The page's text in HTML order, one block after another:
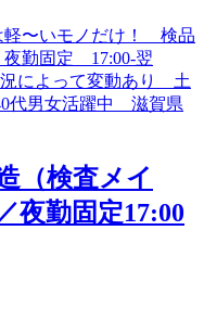
（検査メイ
夜勤固定17:00